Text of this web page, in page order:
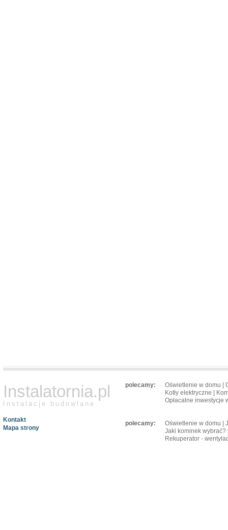
Instalatornia.pl
Instalacje budowlane
Kontakt
Mapa strony
polecamy: Oświetlenie w domu
Kotły elektryczne
Opłacalne inwestycje
polecamy: Oświetlenie w domu
Jaki kominek wybrać?
Rekuperator -